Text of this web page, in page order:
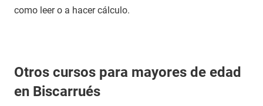
como leer o a hacer cálculo.
Otros cursos para mayores de edad
en Biscarrués